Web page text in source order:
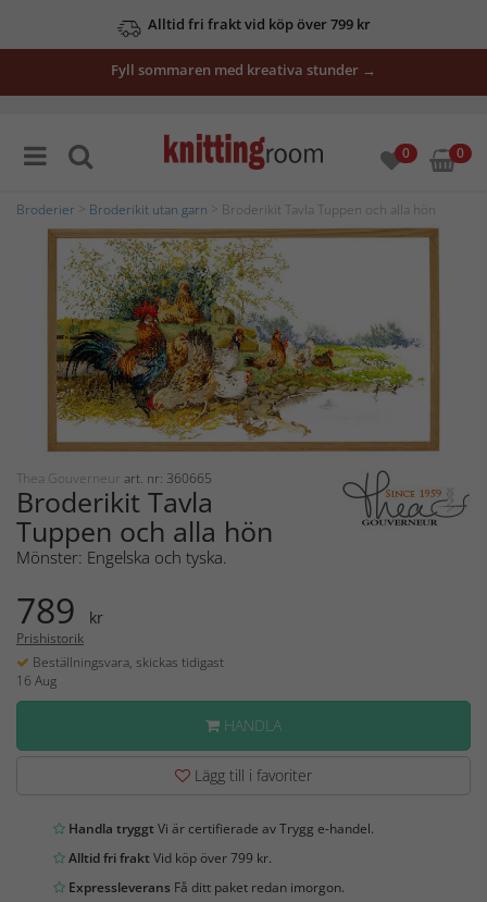
Alltid fri frakt vid köp över 799 kr
Fyll sommaren med kreativa stunder →
0 0
Broderier Broderikit utan garn > Broderikit Tavla Tuppen och alla hön
Thea Gouverneur art. nr: 360665
Broderikit Tavla
Tuppen och alla hön
Mönster: Engelska och tyska.
789 kr
Prishistorik
Beställningsvara, skickas tidigast
16 Aug
HANDLA
Lägg till i favoriter
Handla tryggtVi är certifierade av Trygg e-handel.
Alltid fri fraktVid köp över 799 kr.
Expressleverans Få ditt paket redan imorgon.